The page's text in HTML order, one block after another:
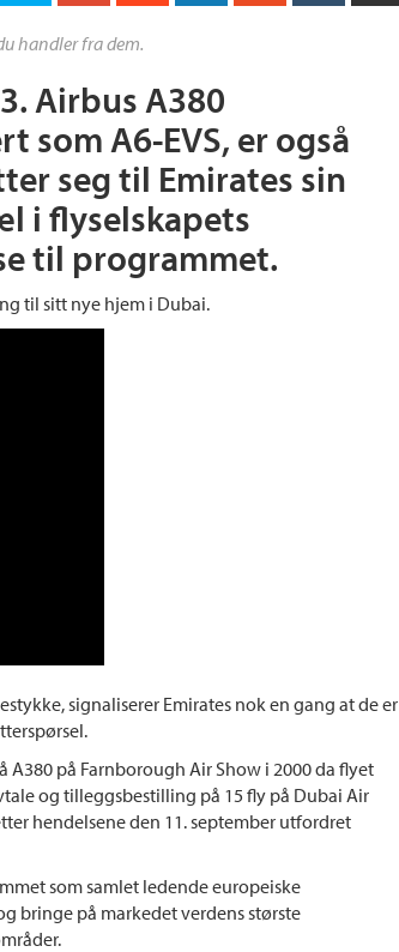
handler fra dem.
Airbus A380
som A6-EVS, er også
seg til Emirates sin
i flyselskapets
til programmet.
til sitt nye hjem i Dubai.
signaliserer Emirates nok en gang at de er
på Farnborough Air Show i 2000 da flyet
og tilleggsbestilling på 15 fly på Dubai Air
hendelsene den 11. september utfordret
som samlet ledende europeiske
bringe på markedet verdens største